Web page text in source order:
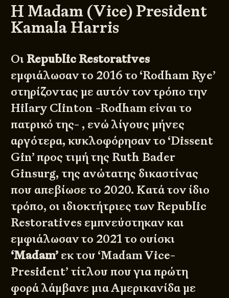
Η Madam (Vice) President
Kamala Harris
Οι Republic Restoratives
εμφιάλωσαν το 2016 το ‘Rodham Rye’
στηρίζοντας με αυτόν τον τρόπο την
Hilary Clinton -Rodham είναι το
πατρικό της- , ενώ λίγους μήνες
αργότερα, κυκλοφόρησαν το ‘Dissent
Gin’ προς τιμή της Ruth Bader
Ginsurg, της ανώτατης δικαστίνας
που απεβίωσε το 2020. Κατά τον ίδιο
τρόπο, οι ιδιοκτήτριες των Republic
Restoratives εμπνεύστηκαν και
εμφιάλωσαν το 2021 το ουίσκι
‘Madam’ εκ του ‘Madam Vice-
President’ τίτλου που για πρώτη
φορά λάμβανε μια Αμερικανίδα με